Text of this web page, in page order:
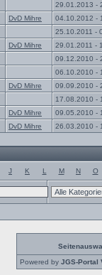
29.01.2013 -
DvD Mihre
04.10.2012 -
25.10.2011 -
DvD Mihre
29.01.2011 -
09.12.2010 -
06.10.2010 -
DvD Mihre
09.09.2010 -
17.08.2010 -
DvD Mihre
09.05.2010 -
DvD Mihre 26.03.2010 -
J K L M N O
Powered by JGS-Portal